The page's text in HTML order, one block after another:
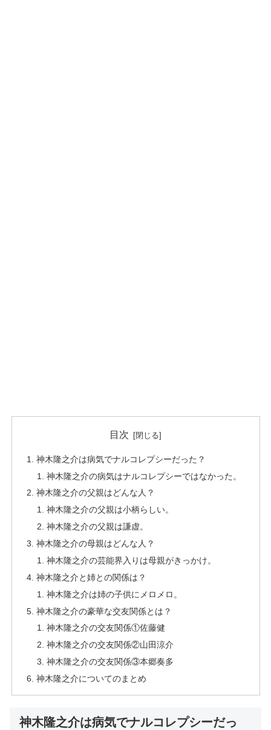
目次
神木隆之介は病気でナルコレプシーだった？
神木隆之介の病気はナルコレプシーではなかった。
神木隆之介の父親はどんな人？
神木隆之介の父親は小柄らしい。
神木隆之介の父親は謙虚。
神木隆之介の母親はどんな人？
神木隆之介の芸能界入りは母親がきっかけ。
神木隆之介と姉との関係は？
神木隆之介は姉の子供にメロメロ。
神木隆之介の豪華な交友関係とは？
神木隆之介の交友関係①佐藤健
神木隆之介の交友関係②山田涼介
神木隆之介の交友関係③本郷奏多
神木隆之介についてのまとめ
神木隆之介は病気でナルコレプシーだっ